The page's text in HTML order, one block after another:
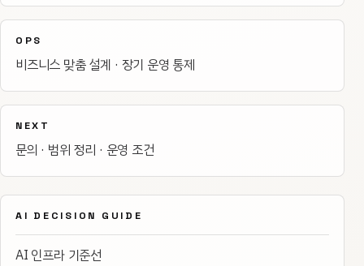
OPS
비즈니스 맞춤 설계 · 장기 운영 통제
NEXT
문의 · 범위 정리 · 운영 조건
AI DECISION GUIDE
AI 인프라 기준선